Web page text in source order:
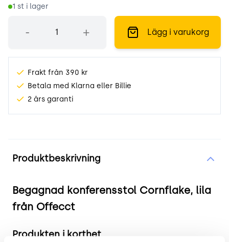
1 st i lager
- + Lägg i varukorg
Frakt från 390 kr
Betala med Klarna eller Billie
2 års garanti
Produktbeskrivning
Begagnad konferensstol Cornflake, lila
från Offecct
Produkten i korthet